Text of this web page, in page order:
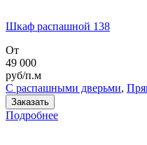
Шкаф распашной 138
От
49 000
руб/п.м
С распашными дверьми,
Заказать
Подробнее